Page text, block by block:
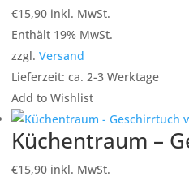
€15,90 inkl. MwSt.
Enthält 19% MwSt.
zzgl. Versand
Lieferzeit: ca. 2-3 Werktage
Add to Wishlist
Küchentraum –
€15,90 inkl. MwSt.